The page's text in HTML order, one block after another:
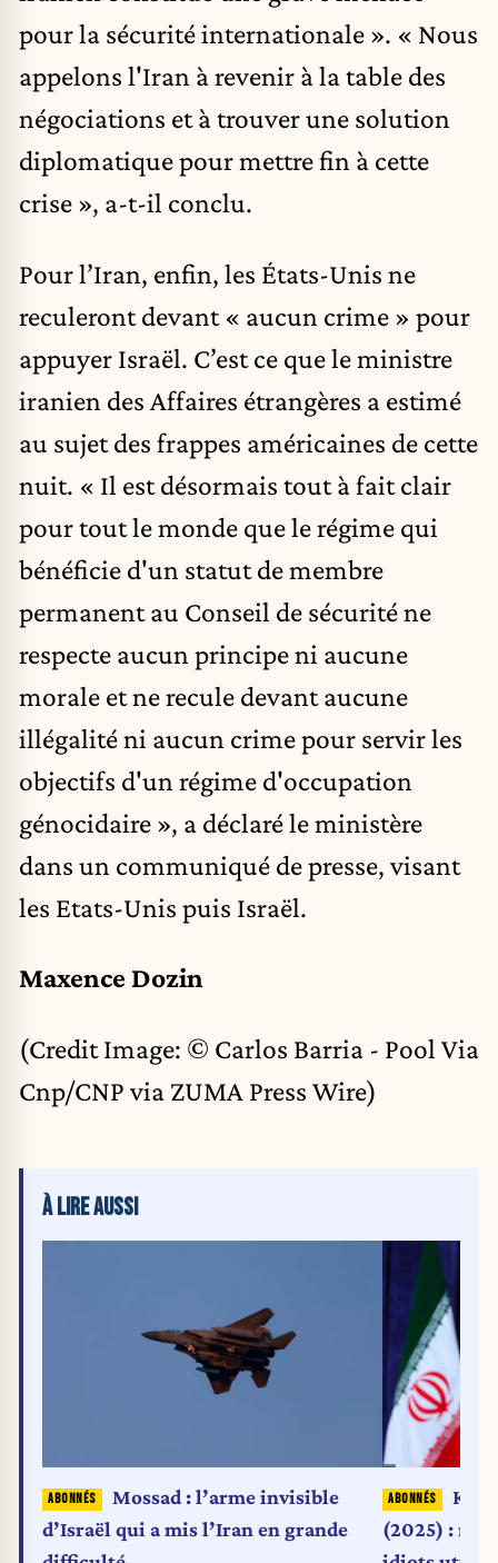
pour la sécurité internationale ». « Nous
appelons l'Iran à revenir à la table des
négociations et à trouver une solution
diplomatique pour mettre fin à cette
crise », a-t-il conclu.
Pour l’Iran, enfin, les États-Unis ne
reculeront devant « aucun crime » pour
appuyer Israël. C’est ce que le ministre
iranien des Affaires étrangères a estimé
au sujet des frappes américaines de cette
nuit. « Il est désormais tout à fait clair
pour tout le monde que le régime qui
bénéficie d'un statut de membre
permanent au Conseil de sécurité ne
respecte aucun principe ni aucune
morale et ne recule devant aucune
illégalité ni aucun crime pour servir les
objectifs d'un régime d'occupation
génocidaire », a déclaré le ministère
dans un communiqué de presse, visant
les Etats-Unis puis Israël.
Maxence Dozin
(Credit Image: © Carlos Barria - Pool Via
Cnp/CNP via ZUMA Press Wire)
À LIRE AUSSI
Mossad : l’arme invisible
d’Israël qui a mis l’Iran en grande
(2025) :